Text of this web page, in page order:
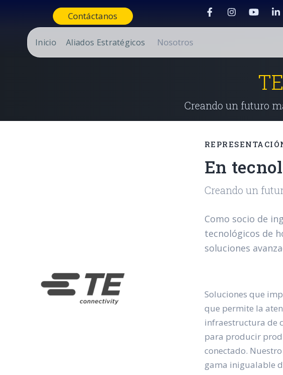
Contáctanos
Inicio Aliados Estratégicos Nosotros
Creando un futuro
En
Creando un
Como socio de
tecnológicos de
soluciones
Soluciones que
que permite la
infraestructura de
para producir
conectado.
gama inigualable